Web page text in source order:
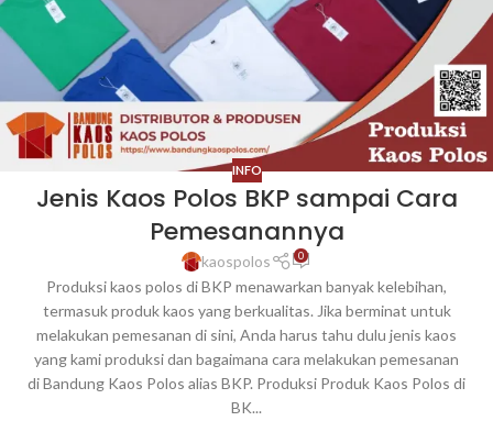
INFO
Jenis Kaos Polos BKP sampai Cara
Pemesanannya
kaospolos 0
Produksi kaos polos di BKP menawarkan banyak kelebihan,
termasuk produk kaos yang berkualitas. Jika berminat untuk
melakukan pemesanan di sini, Anda harus tahu dulu jenis kaos
yang kami produksi dan bagaimana cara melakukan pemesanan
di Bandung Kaos Polos alias BKP. Produksi Produk Kaos Polos di
BK...